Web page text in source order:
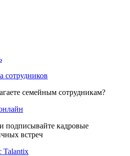
сотрудников
семейным сотрудникам?
подписывайте кадровые
встреч
Talantix